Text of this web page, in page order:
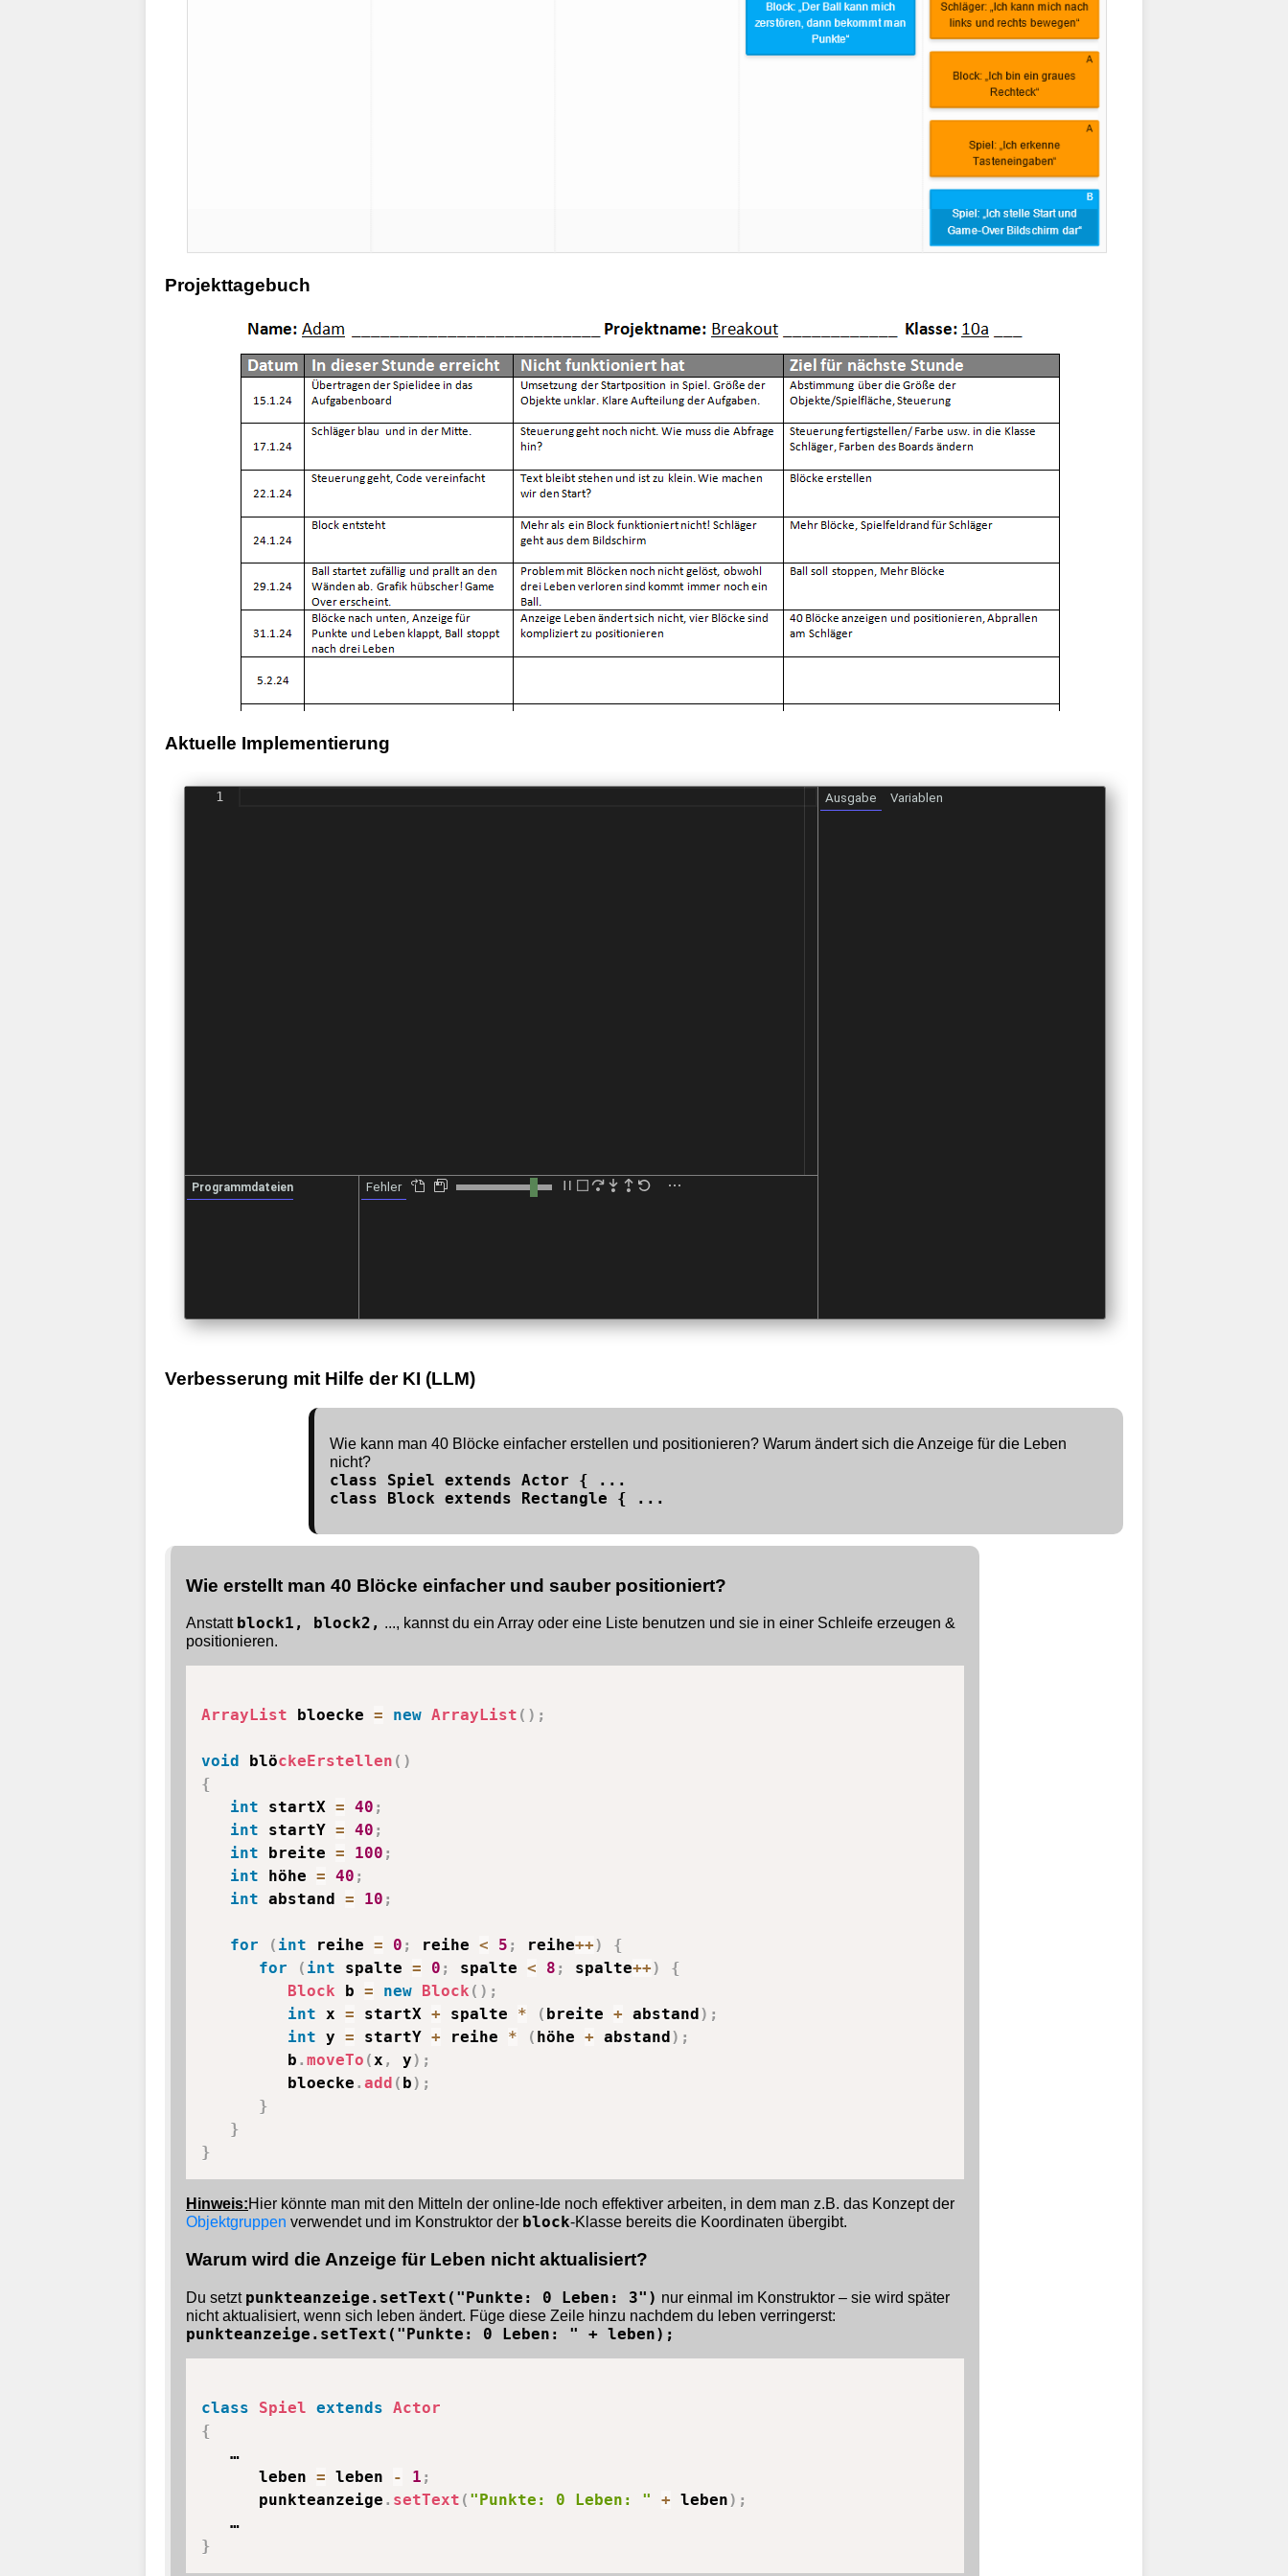
Projekttagebuch
Aktuelle Implementierung
Verbesserung mit Hilfe der KI (LLM)
Wie kann man 40 Blöcke einfacher erstellen und positionieren? Warum ändert sich die Anzeige für die Leben
nicht?
class Spiel extends Actor { ...
class Block extends Rectangle { ...
Wie erstellt man 40 Blöcke einfacher und sauber positioniert?
Anstatt block1, block2, ..., kannst du ein Array oder eine Liste benutzen und sie in einer Schleife erzeugen &
positionieren.
ArrayList bloecke = new ArrayList ( ) ;
void blöckeErstellen ( )
{
int startX = 40 ;
int startY = 40 ;
int breite = 100 ;
int höhe = 40 ;
int abstand = 10 ;
for ( int reihe = 0 ; reihe < 5 ; reihe++)
{
for
( int spalte = 0 ; spalte < 8 ; spalte++)
{
Block b = new Block ( ) ;
int x = startX + spalte * ( breite + abstand ) ;
int y = startY + reihe * ( höhe + abstand ) ;
         b
. moveTo (x , y) ;
         bloecke
. add ( b) ;
}
}
}
Hinweis:Hier könnte man mit den Mitteln der online-Ide noch effektiver arbeiten, in dem man z.B. das Konzept der
Objektgruppen verwendet und im Konstruktor der block-Klasse bereits die Koordinaten übergibt.
Warum wird die Anzeige für Leben nicht aktualisiert?
Du setzt punkteanzeige.setText("Punkte: 0 Leben: 3") nur einmal im Konstruktor – sie wird später
nicht aktualisiert, wenn sich leben ändert. Füge diese Zeile hinzu nachdem du leben verringerst:
punkteanzeige.setText("Punkte: 0 Leben: " + leben);
class Spiel extends Actor
{
   …
      leben
= leben - 1 ;
      punkteanzeige
. setText ( "Punkte: 0 Leben: " + leben) ;
}